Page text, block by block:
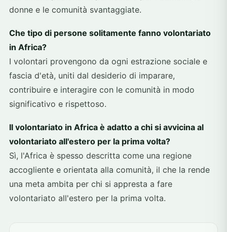
donne e le comunità svantaggiate.
Che tipo di persone solitamente fanno volontariato
in Africa?
I volontari provengono da ogni estrazione sociale e
fascia d'età, uniti dal desiderio di imparare,
contribuire e interagire con le comunità in modo
significativo e rispettoso.
Il volontariato in Africa è adatto a chi si avvicina al
volontariato all'estero per la prima volta?
Sì, l'Africa è spesso descritta come una regione
accogliente e orientata alla comunità, il che la rende
una meta ambita per chi si appresta a fare
volontariato all'estero per la prima volta.